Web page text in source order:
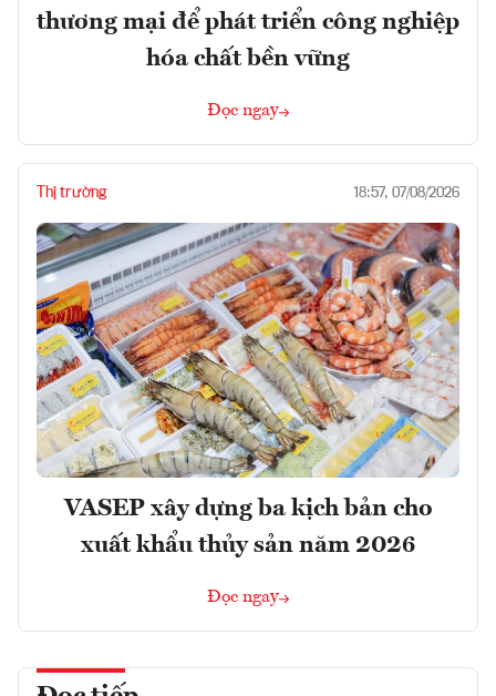
thương mại để phát triển công nghiệp
hóa chất bền vững
Đọc ngay
Thị trường 18:57, 07/08/2026
VASEP xây dựng ba kịch bản cho
xuất khẩu thủy sản năm 2026
Đọc ngay